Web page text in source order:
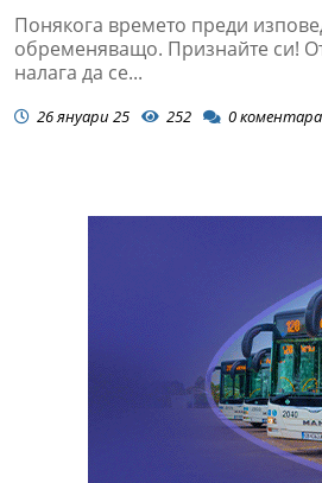
Понякога времето преди
обременяващо. Признайте си!
налага да се...
26 януари 25 252 0коментара